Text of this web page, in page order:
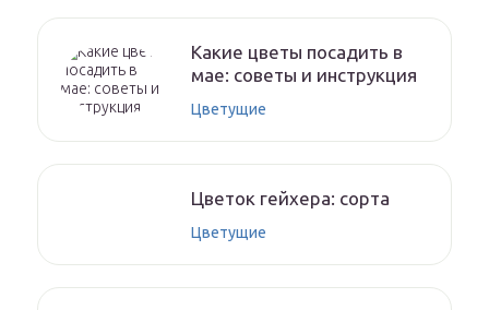
Какие цветы посадить в
мае: советы и инструкция
Цветущие
Цветок гейхера: сорта
Цветущие